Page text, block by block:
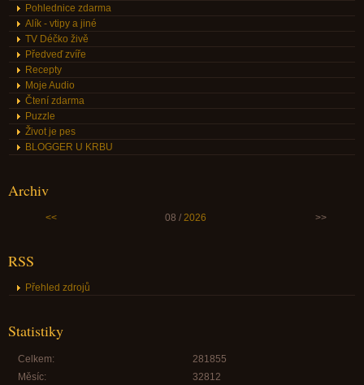
Pohlednice zdarma
Alík - vtipy a jiné
TV Déčko živě
Předveď zvíře
Recepty
Moje Audio
Čtení zdarma
Puzzle
Život je pes
BLOGGER U KRBU
Archiv
<< 08 / 2026 >>
RSS
Přehled zdrojů
Statistiky
Celkem:
281855
Měsíc:
32812